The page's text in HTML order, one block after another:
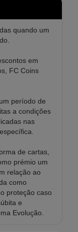
quando um
em
FC Coins
período de
a condições
nas
de cartas,
prémio um
relação ao
como
proteção caso
e
Evolução.